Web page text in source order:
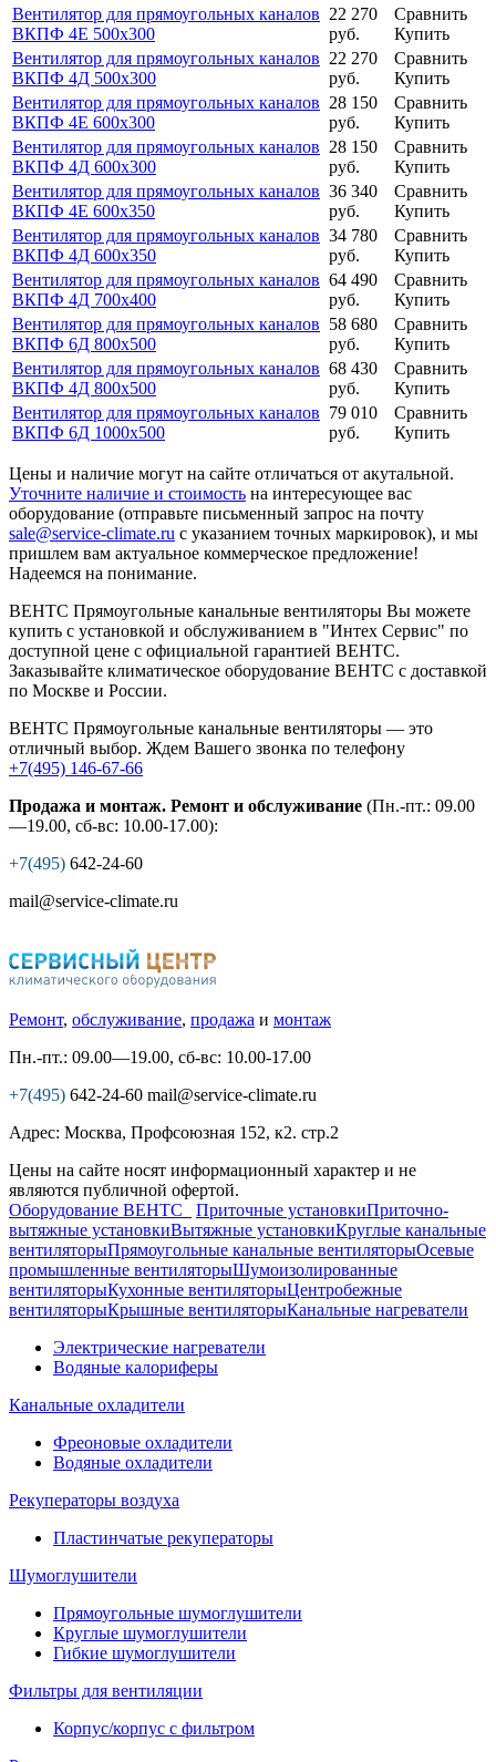
Вентилятор для прямоугольных каналов
ВКПФ 4Е 500х300
22 270
руб.
Сравнить
Купить
Вентилятор для прямоугольных каналов
ВКПФ 4Д 500х300
22 270
руб.
Сравнить
Купить
Вентилятор для прямоугольных каналов
ВКПФ 4Е 600х300
28 150
руб.
Сравнить
Купить
Вентилятор для прямоугольных каналов
ВКПФ 4Д 600х300
28 150
руб.
Сравнить
Купить
Вентилятор для прямоугольных каналов
ВКПФ 4Е 600х350
36 340
руб.
Сравнить
Купить
Вентилятор для прямоугольных каналов
ВКПФ 4Д 600х350
34 780
руб.
Сравнить
Купить
Вентилятор для прямоугольных каналов
ВКПФ 4Д 700х400
64 490
руб.
Сравнить
Купить
Вентилятор для прямоугольных каналов
ВКПФ 6Д 800х500
58 680
руб.
Сравнить
Купить
Вентилятор для прямоугольных каналов
ВКПФ 4Д 800х500
68 430
руб.
Сравнить
Купить
Вентилятор для прямоугольных каналов
ВКПФ 6Д 1000х500
79 010
руб.
Сравнить
Купить
Цены и наличие могут на сайте отличаться от акутальной.
Уточните наличие и стоимость на интересующее вас
оборудование (отправьте письменный запрос на почту
sale@service-climate.ru с указанием точных маркировок), и мы
пришлем вам актуальное коммерческое предложение!
Надеемся на понимание.
ВЕНТС Прямоугольные канальные вентиляторы Вы можете
купить с установкой и обслуживанием в "Интех Сервис" по
доступной цене с официальной гарантией ВЕНТС.
Заказывайте климатическое оборудование ВЕНТС с доставкой
по Москве и России.
ВЕНТС Прямоугольные канальные вентиляторы — это
отличный выбор. Ждем Вашего звонка по телефону
+7(495) 146-67-66
Продажа и монтаж. Ремонт и обслуживание (Пн.-пт.: 09.00
—19.00, сб-вс: 10.00-17.00):
+7(495) 642-24-60
mail@service-climate.ru
Ремонт, обслуживание, продажа и монтаж
Пн.-пт.: 09.00—19.00, сб-вс: 10.00-17.00
+7(495) 642-24-60 mail@service-climate.ru
Адрес: Москва, Профсоюзная 152, к2. стр.2
Цены на сайте носят информационный характер и не
являются публичной офертой.
Оборудование ВЕНТС
Приточные установкиПриточно-
вытяжные установкиВытяжные установкиКруглые канальные
вентиляторыПрямоугольные канальные вентиляторыОсевые
промышленные вентиляторыШумоизолированные
вентиляторыКухонные вентиляторыЦентробежные
вентиляторыКрышные вентиляторыКанальные нагреватели
Электрические нагреватели
Водяные калориферы
Канальные охладители
Фреоновые охладители
Водяные охладители
Рекуператоры воздуха
Пластинчатые рекуператоры
Шумоглушители
Прямоугольные шумоглушители
Круглые шумоглушители
Гибкие шумоглушители
Фильтры для вентиляции
Корпус/корпус с фильтром